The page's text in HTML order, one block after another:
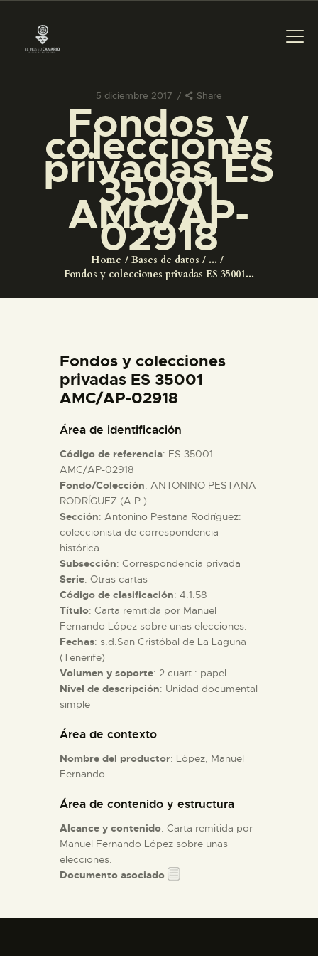
5 diciembre 2017 Share
Fondos y
colecciones
privadas ES
35001
AMC/AP-
02918
Home Bases de datos
...
Fondos y colecciones privadas ES 35001...
PREPARAR LA VISITA
ACTIVIDADES
█
EL MUSEO
ESPAÑOL
ACTIVIDADES
█
EL MUSEO
COLECCIONES
DIDÁCTICA
ESPAÑOL
Fondos y colecciones
privadas ES 35001
AMC/AP-02918
Área de identificación
Código de referencia: ES 35001
AMC/AP-02918
Fondo/Colección: ANTONINO PESTANA
RODRÍGUEZ (A.P.)
Sección: Antonino Pestana Rodríguez:
coleccionista de correspondencia
histórica
Subsección: Correspondencia privada
Serie: Otras cartas
Código de clasificación: 4.1.58
Título: Carta remitida por Manuel
Fernando López sobre unas elecciones.
Fechas: s.d.San Cristóbal de La Laguna
(Tenerife)
Volumen y soporte: 2 cuart.: papel
Nivel de descripción: Unidad documental
simple
Área de contexto
Nombre del productor: López, Manuel
Fernando
Área de contenido y estructura
Alcance y contenido: Carta remitida por
Manuel Fernando López sobre unas
elecciones.
Documento asociado